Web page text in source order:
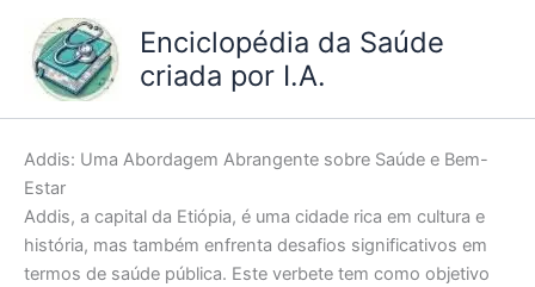
conteúdo
Enciclopédia da Saúde
criada por I.A.
Addis: Uma Abordagem Abrangente sobre Saúde e Bem-
Estar
Addis, a capital da Etiópia, é uma cidade rica em cultura e
história, mas também enfrenta desafios significativos em
termos de saúde pública. Este verbete tem como objetivo